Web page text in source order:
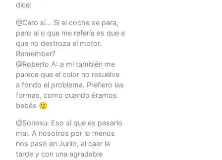
dice:
@Caro sí… Si el coche se para,
pero al o que me refería es que a
que no destroza el motor.
Remember?
@Roberto A: a mi también me
parece que el color no resuelve
a fondo el problema. Prefiero las
formas, como cuando éramos
bebés 🙂
@Sonesu: Eso sí que es pasarlo
mal. A nosotros por lo menos
nos pasó en Junio, al caer la
tarde y con una agradable